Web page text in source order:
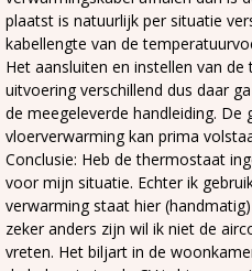
plaatst is natuurlijk per situatie
kabellengte van de
Het aansluiten en instellen van
uitvoering verschillend dus daar
de meegeleverde handleiding.
vloerverwarming kan prima
Conclusie: Heb de thermostaat
voor mijn situatie. Echter ik
verwarming staat hier
zeker anders zijn wil ik niet de
vreten. Het biljart in de